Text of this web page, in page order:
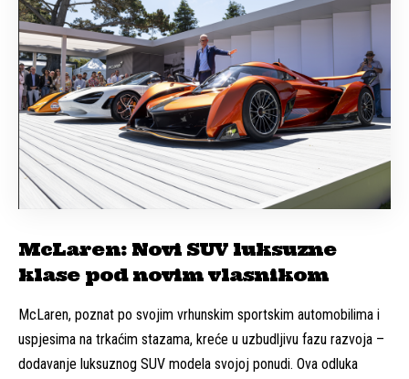
McLaren: Novi SUV luksuzne
klase pod novim vlasnikom
McLaren, poznat po svojim vrhunskim sportskim automobilima i
uspjesima na trkaćim stazama, kreće u uzbudljivu fazu razvoja –
dodavanje luksuznog SUV modela svojoj ponudi. Ova odluka